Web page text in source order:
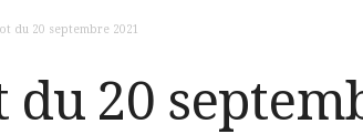
du 20 septembre 2021
20